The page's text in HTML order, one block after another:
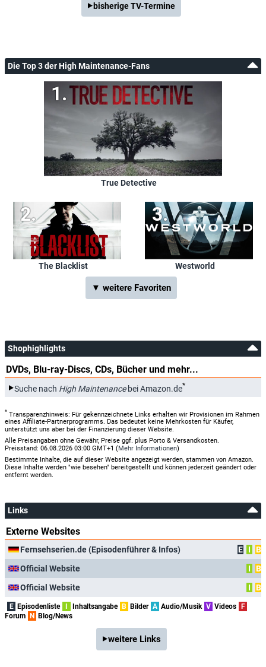
bisherige TV-Termine
Die Top 3 der High Maintenance-Fans
True Detective
The Blacklist Westworld
▼ weitere Favoriten
Shophighlights
DVDs, Blu-ray-Discs, CDs, Bücher und mehr...
Suche nach High Maintenancebei Amazon.de*
* Transparenzhinweis: Für gekennzeichnete Links erhalten wir Provisionen im Rahmen
eines Affiliate-Partnerprogramms. Das bedeutet keine Mehrkosten für Käufer,
unterstützt uns aber bei der Finanzierung dieser Website.
Alle Preisangaben ohne Gewähr, Preise ggf. plus Porto & Versandkosten.
Preisstand: 06.08.2026 03:00 GMT+1 (Mehr Informationen)
Bestimmte Inhalte, die auf dieser Website angezeigt werden, stammen von Amazon.
Diese Inhalte werden "wie besehen" bereitgestellt und können jederzeit geändert oder
entfernt werden.
Links
Externe Websites
Fernsehserien.de (Episodenführer & Infos) E I
B
Official Website
I
B
Official Website
I B
E Episodenliste Inhaltsangabe B Bilder A Audio/Musik V Videos
F
Forum
N Blog/News
weitere Links